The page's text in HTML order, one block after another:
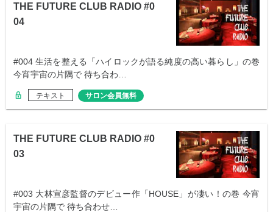
THE FUTURE CLUB RADIO #0
04
#004 生活を整える「ハイロックが語る純度の高い暮らし」の巻
今宵宇宙の片隅で 待ち合わ…
テキスト サロン会員無料
THE FUTURE CLUB RADIO #0
03
#003 大林宣彦監督のデビュー作「HOUSE」が凄い！の巻 今宵
宇宙の片隅で 待ち合わせ…